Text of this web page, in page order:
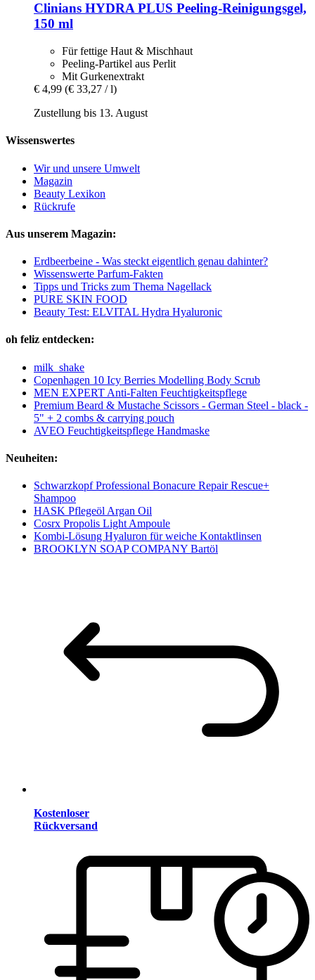
Clinians HYDRA PLUS Peeling-​Reinigungsgel,
150 ml
Für fettige Haut & Mischhaut
Peeling-Partikel aus Perlit
Mit Gurkenextrakt
€ 4,99 (€ 33,27 / l)
Zustellung bis 13. August
Wissenswertes
Wir und unsere Umwelt
Magazin
Beauty Lexikon
Rückrufe
Aus unserem Magazin:
Erdbeerbeine - Was steckt eigentlich genau dahinter?
Wissenswerte Parfum-Fakten
Tipps und Tricks zum Thema Nagellack
PURE SKIN FOOD
Beauty Test: ELVITAL Hydra Hyaluronic
oh feliz entdecken:
milk_shake
Copenhagen 10 Icy Berries Modelling Body Scrub
MEN EXPERT Anti-Falten Feuchtigkeitspflege
Premium Beard & Mustache Scissors - German Steel - black -
5" + 2 combs & carrying pouch
AVEO Feuchtigkeitspflege Handmaske
Neuheiten:
Schwarzkopf Professional Bonacure Repair Rescue+
Shampoo
HASK Pflegeöl Argan Oil
Cosrx Propolis Light Ampoule
Kombi-Lösung Hyaluron für weiche Kontaktlinsen
BROOKLYN SOAP COMPANY Bartöl
Kostenloser
Rückversand